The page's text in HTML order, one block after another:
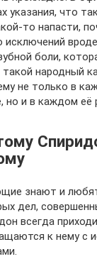
указания, что
то напасти,
исключений
боли,
народный
не только в
но и в каждом её
знают и
дел,
всегда
к нему с